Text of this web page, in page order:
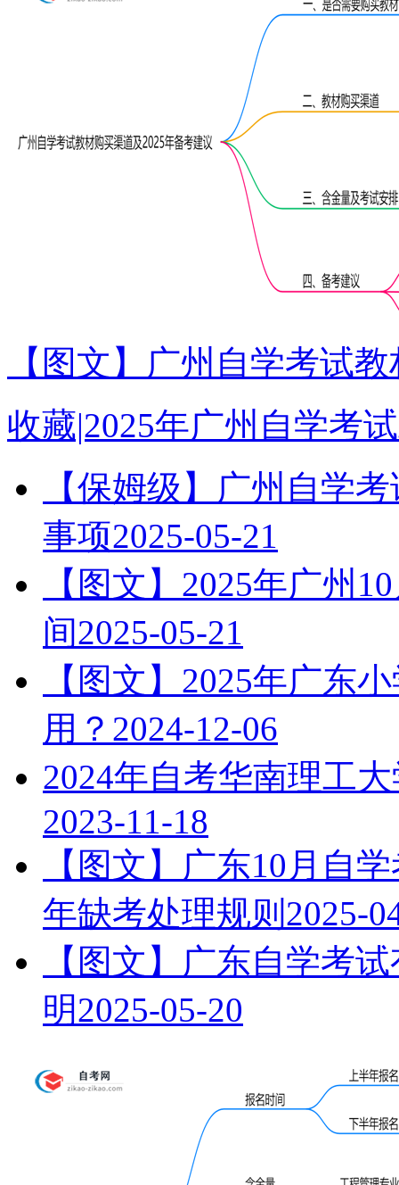
【图文】广州自学考试
收藏|2025年广州自学考
【保姆级】广州自学
事项2025-05-21
【图文】2025年广州
间2025-05-21
【图文】2025年广东
用？ 2024-12-06
2024年自考华南理工
2023-11-18
【图文】广东10月自
年缺考处理规则 2025-
【图文】广东自学考
明2025-05-20